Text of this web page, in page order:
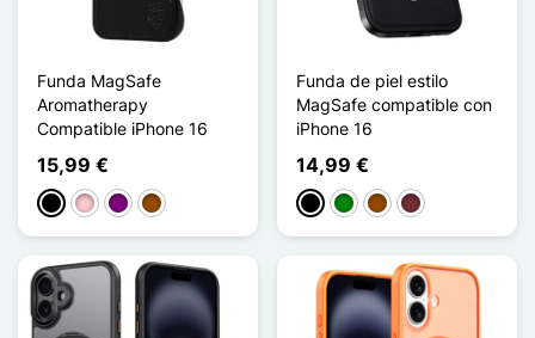
Funda MagSafe
Aromatherapy
Compatible iPhone 16
15,99 €
NegroRosaPúrpuraMarrón
Funda de piel estilo
MagSafe compatible con
iPhone 16
14,99 €
NegroVerdeMarrónRouge Vin